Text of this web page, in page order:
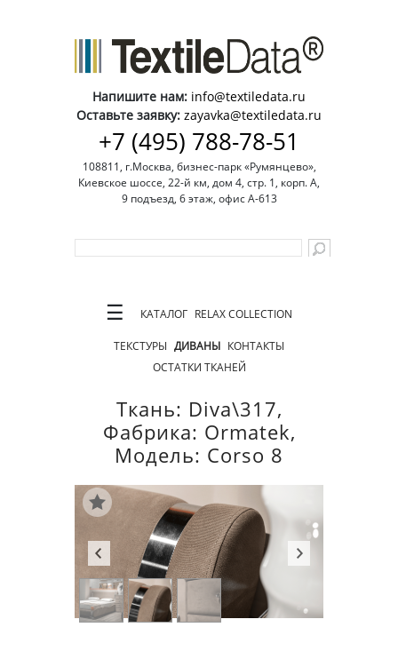
Напишите нам: info@textiledata.ru
Оставьте заявку: zayavka@textiledata.ru
+7 (495) 788-78-51
108811, г.Москва, бизнес-парк «Румянцево»,
Киевское шоссе, 22-й км, дом 4, стр. 1, корп. А,
9 подъезд, 6 этаж, офис А-613
☰ КАТАЛОГ RELAX COLLECTION
ТЕКСТУРЫ ДИВАНЫ КОНТАКТЫ
ОСТАТКИ ТКАНЕЙ
Ткань: Diva\317,
Фабрика: Ormatek,
Модель: Corso 8